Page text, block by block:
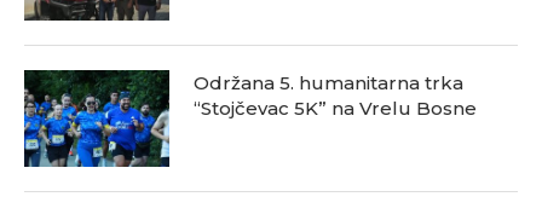
Održana 5. humanitarna trka
“Stojčevac 5K” na Vrelu Bosne